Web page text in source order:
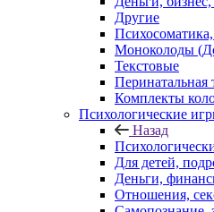
Другие
Психосоматика,
Моноколоды
Текстовые
Перинатальная
Комплекты
Психологические
Назад
Для детей,
Деньги,
Отношения,